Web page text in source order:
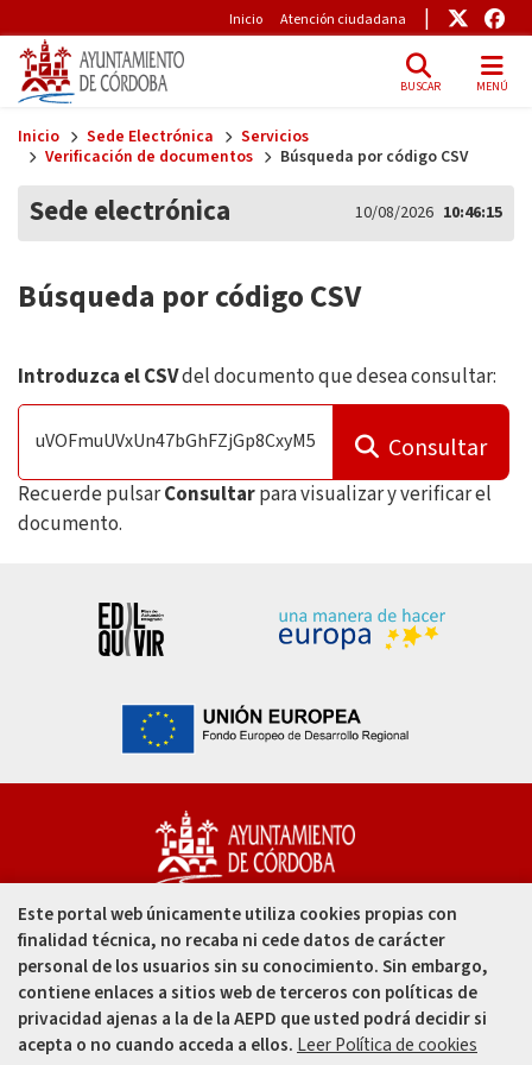
Pre-Header
Inicio Atención ciudadana Enlace
BUSCAR MENÚ
Inicio Sede Electrónica
Servicios
Verificación de documentos
Búsqueda por código CSV
Sede electrónica 10/08/2026 10:46:16
Búsqueda por código CSV
Introduzca el CSVdel documento que desea consultar:
Consultar
Recuerde pulsarConsultarpara visualizar y verificar el
documento.
Capitulares, 1. 14002
Córdoba - España
957 49 99 00
957 47 80 50
Este portal web únicamente utiliza cookies propias con
finalidad técnica, no recaba ni cede datos de carácter
personal de los usuarios sin su conocimiento. Sin embargo,
contiene enlaces a sitios web de terceros con políticas de
privacidad ajenas a la de la AEPD que usted podrá decidir si
acepta o no cuando acceda a ellos. Leer Política de cookies